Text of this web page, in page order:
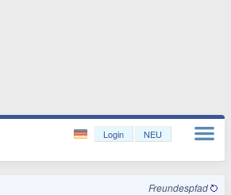
Login NEU
Freundespfad